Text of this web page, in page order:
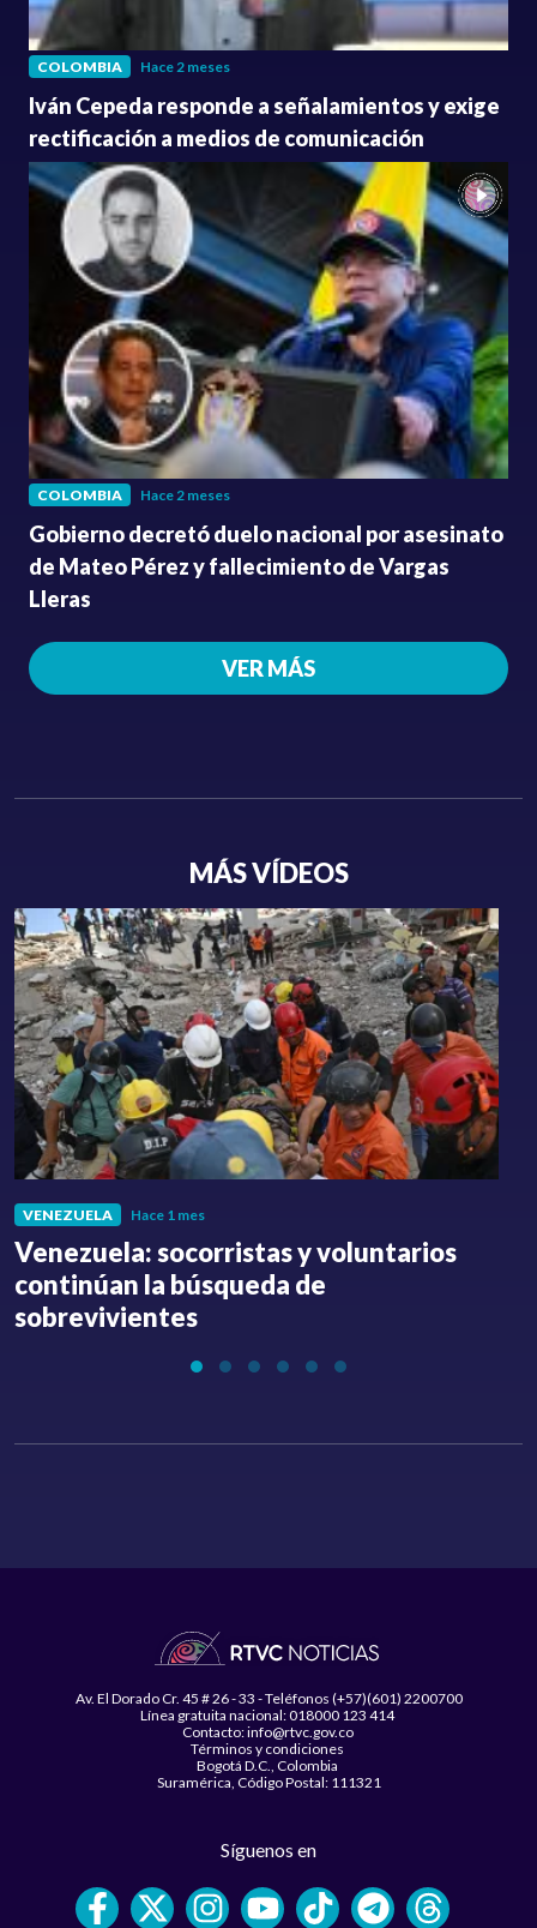
COLOMBIA Hace 2 meses
Iván Cepeda responde a señalamientos y exige
rectificación a medios de comunicación
COLOMBIA Hace 2 meses
Gobierno decretó duelo nacional por asesinato
de Mateo Pérez y fallecimiento de Vargas
Lleras
VER MÁS
MÁS VÍDEOS
VENEZUELA Hace 1 mes
Venezuela: socorristas y voluntarios
continúan la búsqueda de
sobrevivientes
Av. El Dorado Cr. 45 # 26 - 33 - Teléfonos (+57)(601) 2200700
Línea gratuita nacional: 018000 123 414
Contacto: info@rtvc.gov.co
Términos y condiciones
Bogotá D.C., Colombia
Suramérica, Código Postal: 111321
Síguenos en